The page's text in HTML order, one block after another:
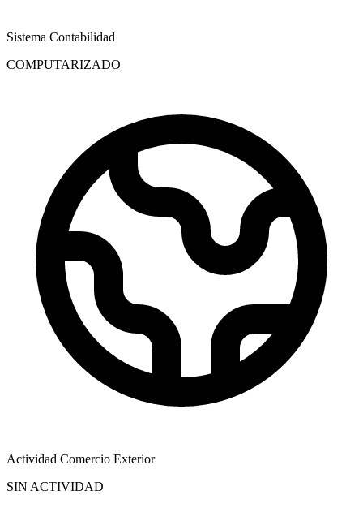
Sistema Contabilidad
COMPUTARIZADO
Actividad Comercio Exterior
SIN ACTIVIDAD